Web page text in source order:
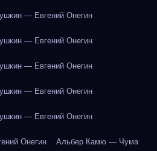
— Евгений Онегин
— Евгений Онегин
— Евгений Онегин
— Евгений Онегин
— Евгений Онегин
Онегин Альбер Камю — Чума